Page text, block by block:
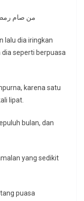
من صام
lalu dia iringkan
seperti berpuasa
karena satu
lipat.
bulan, dan
yang sedikit
puasa